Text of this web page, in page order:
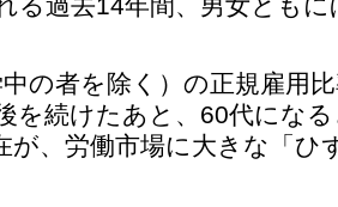
る過去14年間、男女とも
の者を除く）の正規雇用
を続けたあと、60代にな
が、労働市場に大きな「ひ